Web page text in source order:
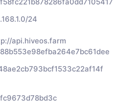
24
api.hiveos.farm